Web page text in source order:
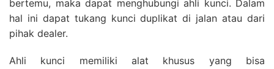
bertemu, maka dapat menghubungi ahli kunci. Dalam
hal ini dapat tukang kunci duplikat di jalan atau dari
pihak dealer.
Ahli kunci memiliki alat khusus yang bisa